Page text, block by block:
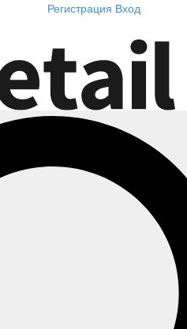
Регистрация Вход